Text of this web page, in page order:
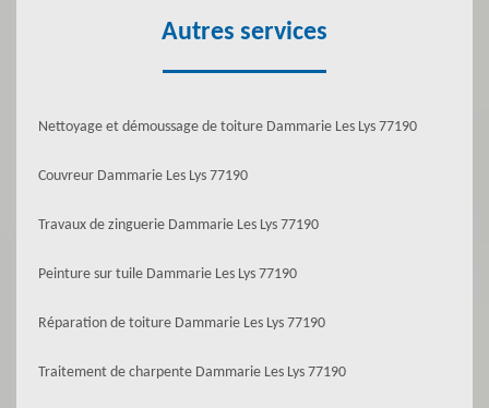
Autres services
Nettoyage et démoussage de toiture Dammarie Les Lys 77190
Couvreur Dammarie Les Lys 77190
Travaux de zinguerie Dammarie Les Lys 77190
Peinture sur tuile Dammarie Les Lys 77190
Réparation de toiture Dammarie Les Lys 77190
Traitement de charpente Dammarie Les Lys 77190